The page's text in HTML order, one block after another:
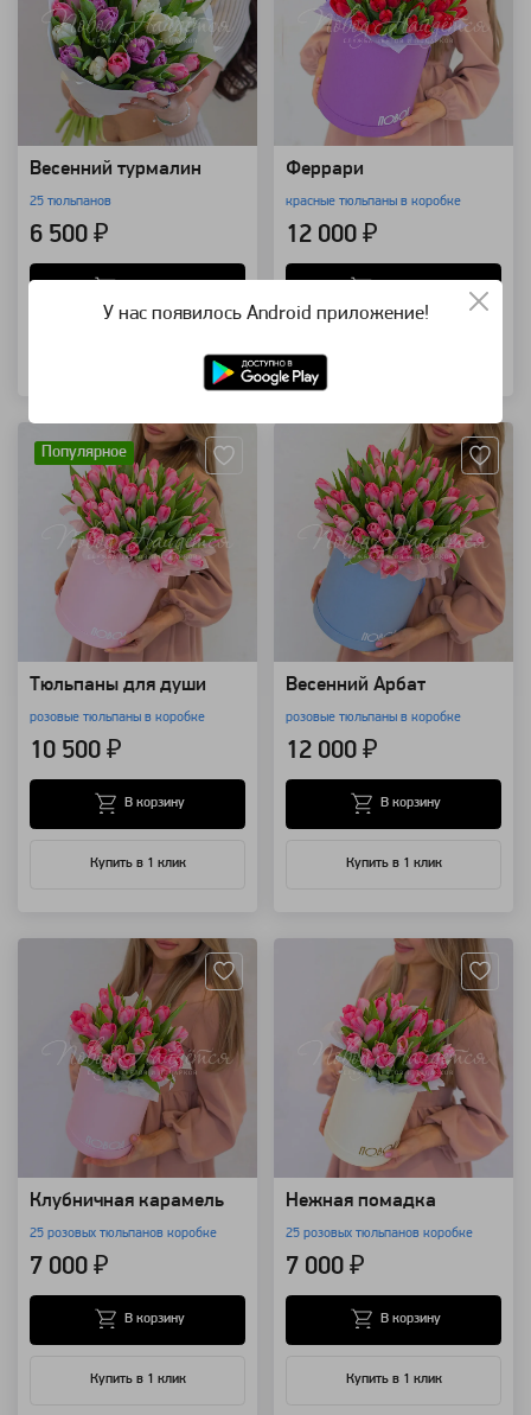
Весенний турмалин
25 тюльпанов
6 500 ₽
Феррари
красные тюльпаны в коробке
12 000 ₽
Популярное
Тюльпаны для души
розовые тюльпаны в коробке
10 500 ₽
Купить в 1 клик
В корзину
Весенний Арбат
розовые тюльпаны в коробке
12 000 ₽
Купить в 1 клик
В корзину
Клубничная карамель
25 розовых тюльпанов коробке
7 000 ₽
Купить в 1 клик
В корзину
Нежная помадка
25 розовых тюльпанов коробке
7 000 ₽
Купить в 1 клик
В корзину
У нас появилось Android приложение!